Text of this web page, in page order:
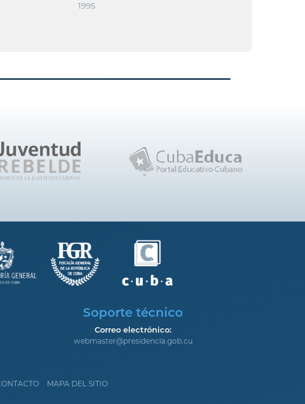
1995
Soporte técnico
Correo electrónico:
webmaster@presidencia.gob.cu
MAPA DEL SITIO